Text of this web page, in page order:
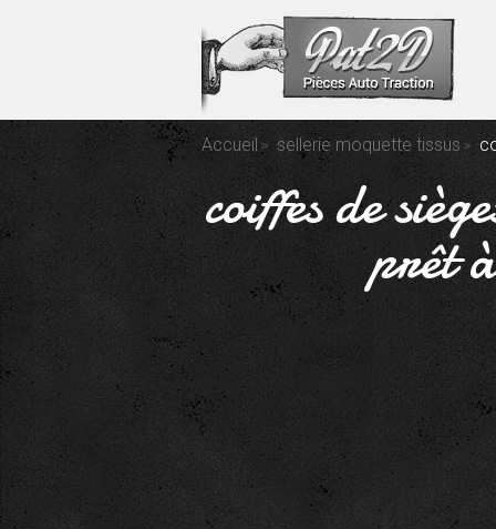
Accueil sellerie moquette tissus
coiffes de
prêt